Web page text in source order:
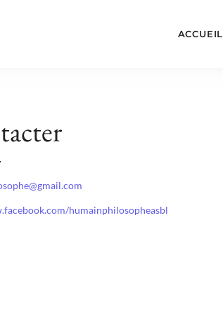
ACCUEIL
humainphilosopheasbl